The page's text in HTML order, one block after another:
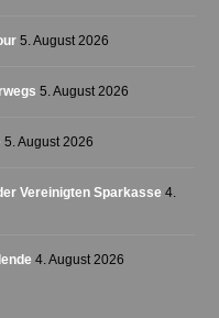
5. August 2026
5. August 2026
5. August 2026
Vereinigten Sparkasse 4.
4. August 2026